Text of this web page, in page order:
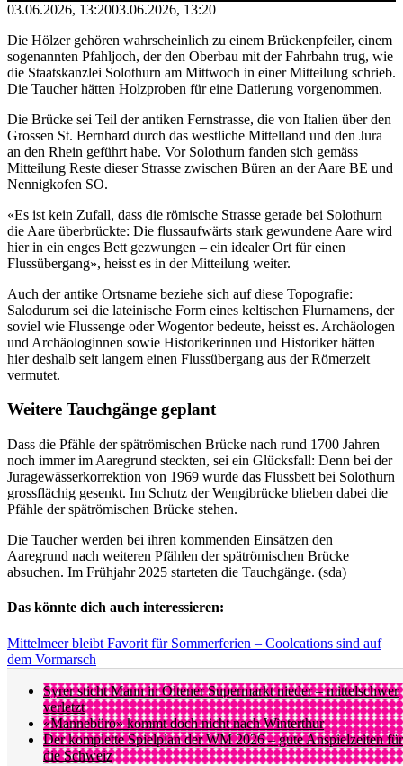
03.06.2026, 13:2003.06.2026, 13:20
Die Hölzer gehören wahrscheinlich zu einem Brückenpfeiler, einem
sogenannten Pfahljoch, der den Oberbau mit der Fahrbahn trug, wie
die Staatskanzlei Solothurn am Mittwoch in einer Mitteilung schrieb.
Die Taucher hätten Holzproben für eine Datierung vorgenommen.
Die Brücke sei Teil der antiken Fernstrasse, die von Italien über den
Grossen St. Bernhard durch das westliche Mittelland und den Jura
an den Rhein geführt habe. Vor Solothurn fanden sich gemäss
Mitteilung Reste dieser Strasse zwischen Büren an der Aare BE und
Nennigkofen SO.
«Es ist kein Zufall, dass die römische Strasse gerade bei Solothurn
die Aare überbrückte: Die flussaufwärts stark gewundene Aare wird
hier in ein enges Bett gezwungen – ein idealer Ort für einen
Flussübergang», heisst es in der Mitteilung weiter.
Auch der antike Ortsname beziehe sich auf diese Topografie:
Salodurum sei die lateinische Form eines keltischen Flurnamens, der
soviel wie Flussenge oder Wogentor bedeute, heisst es. Archäologen
und Archäologinnen sowie Historikerinnen und Historiker hätten
hier deshalb seit langem einen Flussübergang aus der Römerzeit
vermutet.
Weitere Tauchgänge geplant
Dass die Pfähle der spätrömischen Brücke nach rund 1700 Jahren
noch immer im Aaregrund steckten, sei ein Glücksfall: Denn bei der
Juragewässerkorrektion von 1969 wurde das Flussbett bei Solothurn
grossflächig gesenkt. Im Schutz der Wengibrücke blieben dabei die
Pfähle der spätrömischen Brücke stehen.
Die Taucher werden bei ihren kommenden Einsätzen den
Aaregrund nach weiteren Pfählen der spätrömischen Brücke
absuchen. Im Frühjahr 2025 starteten die Tauchgänge. (sda)
Das könnte dich auch interessieren:
Mittelmeer bleibt Favorit für Sommerferien – Coolcations sind auf
dem Vormarsch
Syrer sticht Mann in Oltener Supermarkt nieder – mittelschwer
verletzt
«Mannebüro» kommt doch nicht nach Winterthur
Der komplette Spielplan der WM 2026 – gute Anspielzeiten für
die Schweiz